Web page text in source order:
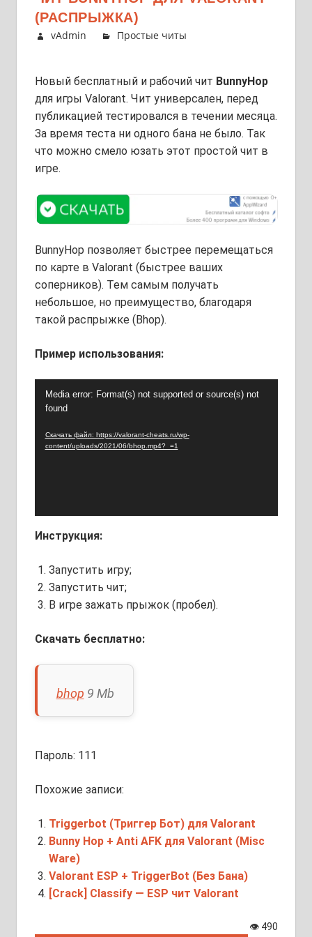
(РАСПРЫЖКА)
vAdmin Простые читы
Новый бесплатный и рабочий чит BunnyHop
для игры Valorant. Чит универсален, перед
публикацией тестировался в течении месяца.
За время теста ни одного бана не было. Так
что можно смело юзать этот простой чит в
игре.
BunnyHop позволяет быстрее перемещаться
по карте в Valorant (быстрее ваших
соперников). Тем самым получать
небольшое, но преимущество, благодаря
такой распрыжке (Bhop).
Пример использования:
Media error: Format(s) not supported or source(s) not
found
Скачать файл: https://valorant-cheats.ru/wp-
content/uploads/2021/06/bhop.mp4?_=1
Инструкция:
Запустить игру;
Запустить чит;
В игре зажать прыжок (пробел).
Скачать бесплатно:
bhop 9 Mb
Пароль: 111
Похожие записи:
Triggerbot (Триггер Бот) для Valorant
Bunny Hop + Anti AFK для Valorant (Misc
Ware)
Valorant ESP + TriggerBot (Без Бана)
[Crack] Classify — ESP чит Valorant
👁 490